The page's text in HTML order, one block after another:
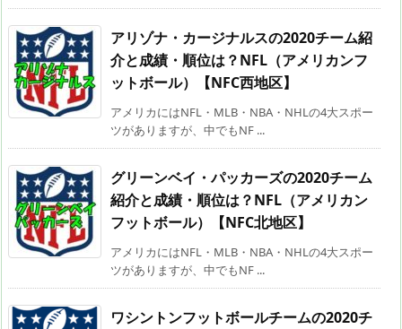
アリゾナ・カージナルスの2020チーム紹
介と成績・順位は？NFL（アメリカンフ
ットボール）【NFC西地区】
アメリカにはNFL・MLB・NBA・NHLの4大スポー
ツがありますが、中でもNF ...
グリーンベイ・パッカーズの2020チーム
紹介と成績・順位は？NFL（アメリカン
フットボール）【NFC北地区】
アメリカにはNFL・MLB・NBA・NHLの4大スポー
ツがありますが、中でもNF ...
ワシントンフットボールチームの2020チ